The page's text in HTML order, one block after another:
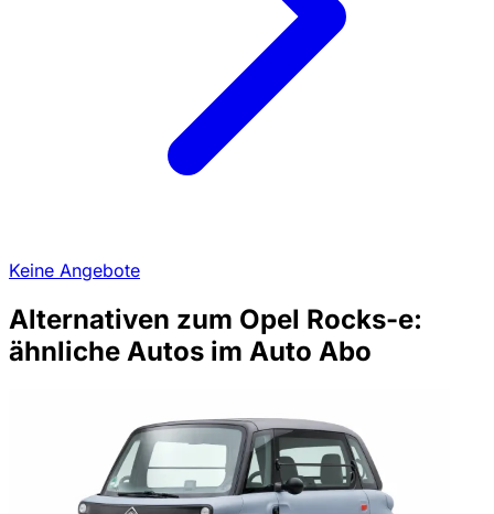
Keine Angebote
Alternativen zum Opel Rocks-e:
ähnliche Autos im Auto Abo